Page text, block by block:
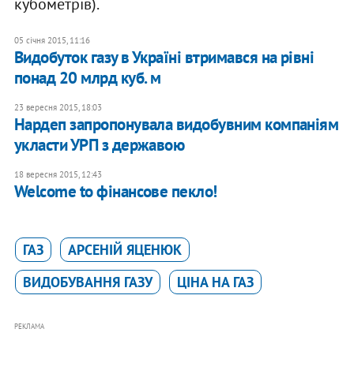
кубометрів).
05 січня 2015, 11:16
Видобуток газу в Україні втримався на рівні
понад 20 млрд куб. м
23 вересня 2015, 18:03
Нардеп запропонувала видобувним компаніям
укласти УРП з державою
18 вересня 2015, 12:43
Welcome to фінансове пекло!
ГАЗ
АРСЕНІЙ ЯЦЕНЮК
ВИДОБУВАННЯ ГАЗУ
ЦІНА НА ГАЗ
РЕКЛАМА